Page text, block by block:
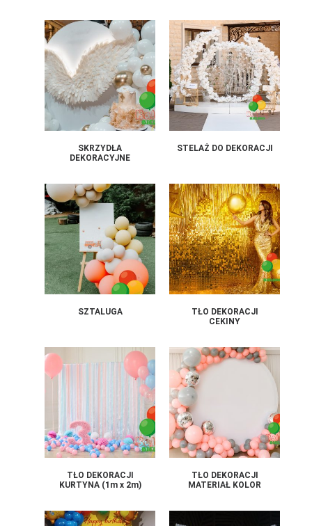
SKRZYDŁA
DEKORACYJNE
STELAŻ DO DEKORACJI
SZTALUGA
TŁO DEKORACJI
CEKINY
TŁO DEKORACJI
KURTYNA (1m x 2m)
TŁO DEKORACJI
MATERIAŁ KOLOR